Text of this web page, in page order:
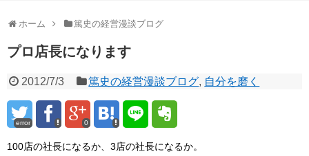
ホーム 篤史の経営漫談ブログ
プロ店長になります
2012/7/3 篤史の経営漫談ブログ, 自分を磨く
error 0
100店の社長になるか、3店の社長になるか。